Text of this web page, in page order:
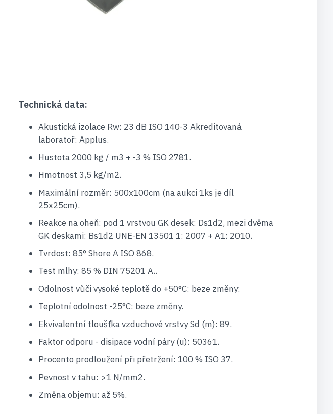
Technická data:
Akustická izolace Rw: 23 dB ISO 140-3 Akreditovaná
laboratoř: Applus.
Hustota 2000 kg / m3 + -3 % ISO 2781.
Hmotnost 3,5 kg/m2.
Maximální rozměr: 500x100cm (na aukci 1ks je díl
25x25cm).
Reakce na oheň: pod 1 vrstvou GK desek: Ds1d2, mezi dvěma
GK deskami: Bs1d2 UNE-EN 13501 1: 2007 + A1: 2010.
Tvrdost: 85° Shore A ISO 868.
Test mlhy: 85 % DIN 75201 A..
Odolnost vůči vysoké teplotě do +50°C: beze změny.
Teplotní odolnost -25°C: beze změny.
Ekvivalentní tloušťka vzduchové vrstvy Sd (m): 89.
Faktor odporu - disipace vodní páry (u): 50361.
Procento prodloužení při přetržení: 100 % ISO 37.
Pevnost v tahu: >1 N/mm2.
Změna objemu: až 5%.